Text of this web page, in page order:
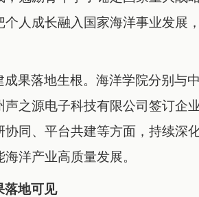
人成长融入国家海洋事业发展
果落地生根。海洋学院分别与
之源电子科技有限公司签订企
同、平台共建等方面，持续深
洋产业高质量发展。
落地可见